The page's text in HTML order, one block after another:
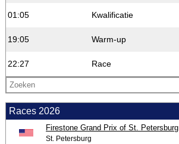
01:05 Kwalificatie
19:05 Warm-up
22:27 Race
Races 2026
Firestone Grand Prix of St. Petersburg
St. Petersburg